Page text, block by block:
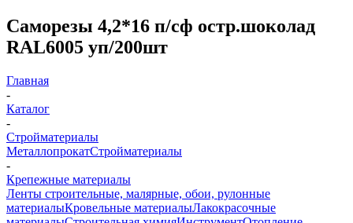
Саморезы 4,2*16 п/сф остр.шоколад
RAL6005 уп/200шт
Главная
-
Каталог
-
Стройматериалы
МеталлопрокатСтройматериалы
-
Крепежные материалы
Ленты строительные, малярные, обои, рулонные
материалыКровельные материалыЛакокрасочные